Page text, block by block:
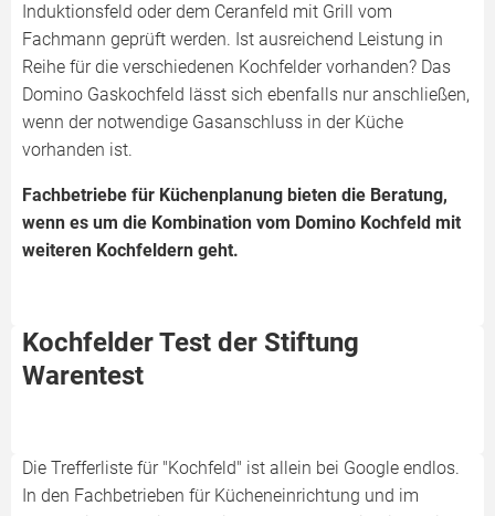
Induktionsfeld oder dem Ceranfeld mit Grill vom
Fachmann geprüft werden. Ist ausreichend Leistung in
Reihe für die verschiedenen Kochfelder vorhanden? Das
Domino Gaskochfeld lässt sich ebenfalls nur anschließen,
wenn der notwendige Gasanschluss in der Küche
vorhanden ist.
Fachbetriebe für Küchenplanung bieten die Beratung,
wenn es um die Kombination vom Domino Kochfeld mit
weiteren Kochfeldern geht.
Kochfelder Test der Stiftung
Warentest
Die Trefferliste für "Kochfeld" ist allein bei Google endlos.
In den Fachbetrieben für Kücheneinrichtung und im